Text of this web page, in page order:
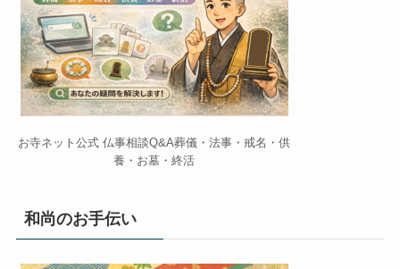
お寺ネット公式 仏事相談Q&A葬儀・法事・戒名・供
養・お墓・終活
和尚のお手伝い